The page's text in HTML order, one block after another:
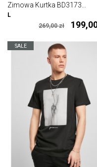
Zimowa Kurtka BD3173...
269,00 zł
L
SALE